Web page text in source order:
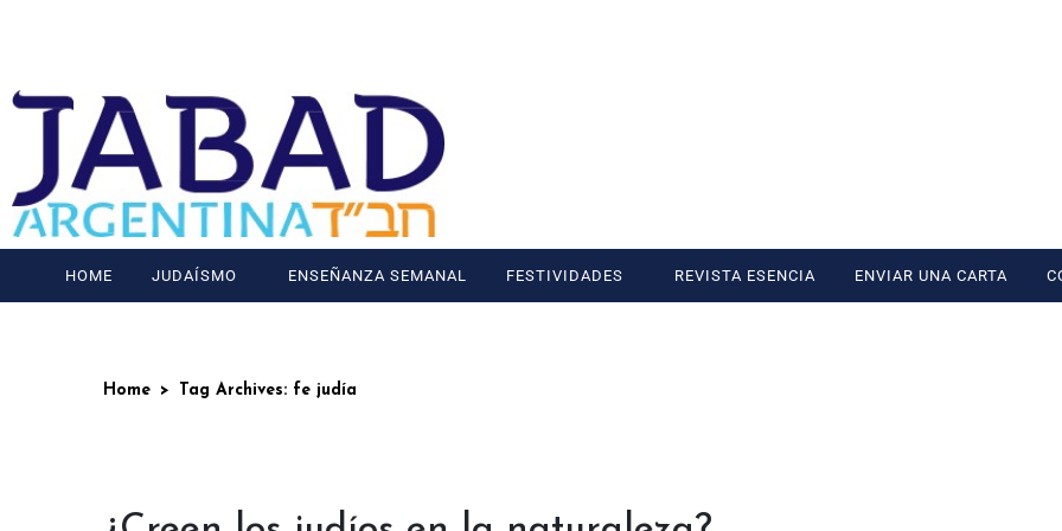
HOME JUDAÍSMO ENSEÑANZA SEMANAL FESTIVIDADES REVISTA ESENCIA ENVIAR UNA CARTA
Home Tag Archives: fe judía